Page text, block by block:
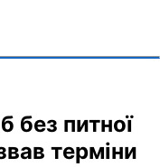
без питної
терміни